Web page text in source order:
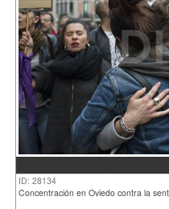
ID: 28134
Concentración en Oviedo contra la